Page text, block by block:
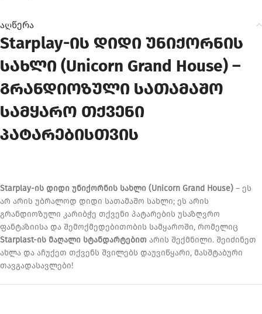
აღწერა
Starplay-ის დიდი უნიქორნის
სახლი (Unicorn Grand House) –
გრანდიოზული სათამაშო
სამყარო თქვენი
პატარებისთვის
Starplay-ის დიდი უნიქორნის სახლი (Unicorn Grand House) – ეს
არ არის უბრალოდ დიდი სათამაშო სახლი; ეს არის
გრანდიოზული კარიბჭე თქვენი პატარების უსაზღვრო
ფანტაზიისა და შემოქმედებითობის სამყაროში, რომელიც
Starplast-ის მაღალი სტანდარტებით არის შექმნილი. შეიძინეთ
ახლა და აჩუქეთ თქვენს შვილებს დაუვიწყარი, მასშტაბური
თავგადასავლები!